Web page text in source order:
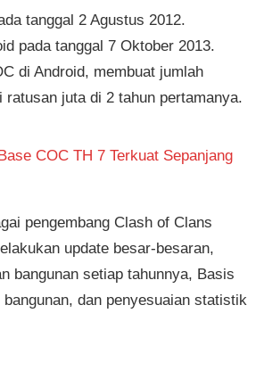
tanggal 2 Agustus 2012.
pada tanggal 7 Oktober 2013.
di Android, membuat jumlah
ratusan juta di 2 tahun pertamanya.
COC TH 7 Terkuat Sepanjang
pengembang Clash of Clans
update besar-besaran,
bangunan setiap tahunnya, Basis
dan penyesuaian statistik